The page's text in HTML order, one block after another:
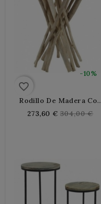
-10%
favorite_border
Rodillo De Madera Con
Pie De Ramas De Teca
273,60 € Regular
304,00 €